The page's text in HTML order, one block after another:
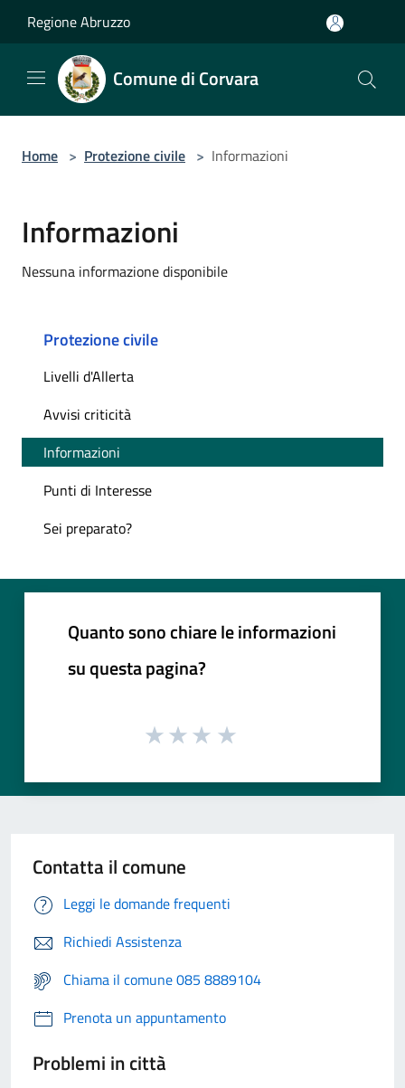
Regione Abruzzo
Comune di Corvara
Home > Protezione civile > Informazioni
Informazioni
Nessuna informazione disponibile
Protezione civile
Livelli d'Allerta
Avvisi criticità
Informazioni
Punti di Interesse
Sei preparato?
Quanto sono chiare le informazioni
su questa pagina?
Contatta il comune
Leggi le domande frequenti
Richiedi Assistenza
Chiama il comune 085 8889104
Prenota un appuntamento
Problemi in città